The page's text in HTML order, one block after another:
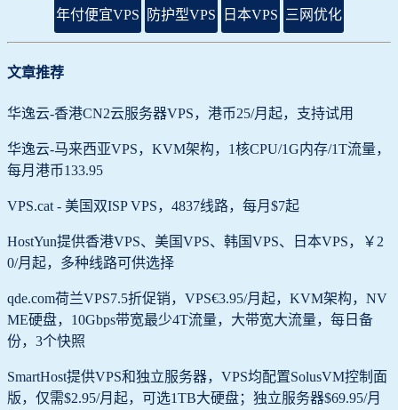
年付便宜VPS 防护型VPS 日本VPS 三网优化
文章推荐
华逸云-香港CN2云服务器VPS，港币25/月起，支持试用
华逸云-马来西亚VPS，KVM架构，1核CPU/1G内存/1T流量，
每月港币133.95
VPS.cat - 美国双ISP VPS，4837线路，每月$7起
HostYun提供香港VPS、美国VPS、韩国VPS、日本VPS，￥2
0/月起，多种线路可供选择
qde.com荷兰VPS7.5折促销，VPS€3.95/月起，KVM架构，NV
ME硬盘，10Gbps带宽最少4T流量，大带宽大流量，每日备
份，3个快照
SmartHost提供VPS和独立服务器，VPS均配置SolusVM控制面
版，仅需$2.95/月起，可选1TB大硬盘；独立服务器$69.95/月